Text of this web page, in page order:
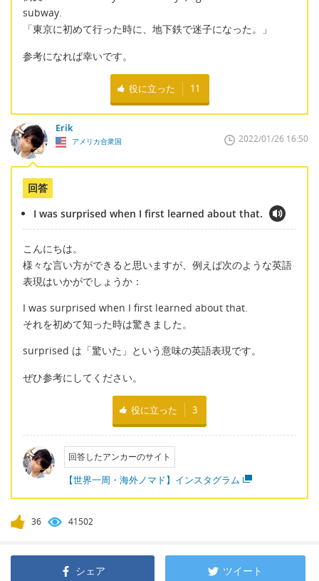
subway.
「東京に初めて行った時に、地下鉄で迷子になった。」
参考になれば幸いです。
役に立った 11
Erik
アメリカ合衆国 2022/01/26 16:50
回答
I was surprised when I first learned about that.
こんにちは。
様々な言い方ができると思いますが、例えば次のような英語
表現はいかがでしょうか：
I was surprised when I first learned about that.
それを初めて知った時は驚きました。
surprised は「驚いた」という意味の英語表現です。
ぜひ参考にしてください。
役に立った 3
回答したアンカーのサイト
【世界一周・海外ノマド】インスタグラム
36 41502
シェア ツイート